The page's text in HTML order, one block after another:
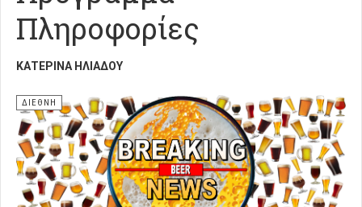
Πληροφορίες
ΚΑΤΕΡΊΝΑ ΗΛΙΆΔΟΥ
ΔΙΕΘΝΗ